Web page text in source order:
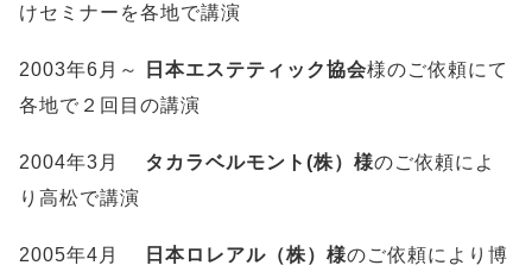
けセミナーを各地で講演
2003年6月～ 日本エステティック協会様のご依頼にて
各地で２回目の講演
2004年3月 タカラベルモント(株）様のご依頼によ
り高松で講演
2005年4月 日本ロレアル（株）様のご依頼により博